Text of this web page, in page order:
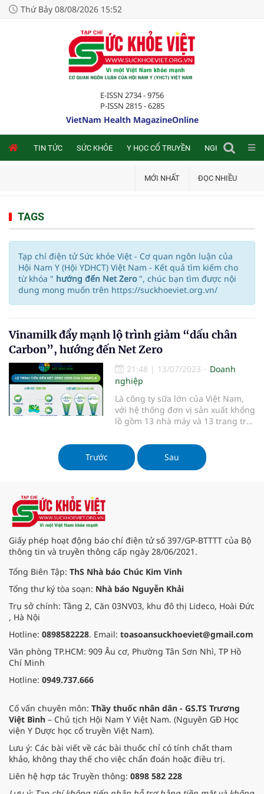
Thứ Bảy 08/08/2026 15:52
E-ISSN 2734 - 9756
P-ISSN 2815 - 6285
VietNam Health MagazineOnline
TIN TỨC SỨC KHỎE Y HỌC CỔ TRUYỀN NGHIÊN CỨU
MỚI NHẤT ĐỌC NHIỀU
TAGS
Tạp chí điện tử Sức khỏe Việt - Cơ quan ngôn luận của
Hội Nam Y (Hội YDHCT) Việt Nam - Kết quả tìm kiếm cho
từ khóa " hướng đến Net Zero ", chúc bạn tìm được nội
dung mong muốn trên https://suckhoeviet.org.vn/
Vinamilk đẩy mạnh lộ trình giảm “dấu chân
Carbon”, hướng đến Net Zero
21:48 | 13/07/2023
Doanh
nghiệp
Là công ty sữa lớn của Việt Nam,
với hệ thống đơn vị sản xuất khổng
lồ gồm 13 nhà máy và 13 trang trại
tiên phong trong các hoạt động
giảm thiểu dấu chân carbon, quản
lý phát thải khí nhà kính...
Trước Sau
Giấy phép hoạt động báo chí điện tử số 397/GP-BTTTT của Bộ
thông tin và truyền thông cấp ngày 28/06/2021.
Tổng Biên Tập: ThS Nhà báo Chúc Kim Vinh
Tổng thư ký tòa soạn: Nhà báo Nguyễn Khải
Trụ sở chính: Tầng 2, Căn 03NV03, khu đô thị Lideco, Hoài Đức
, Hà Nội
Hotline: 0898582228. Email: toasoansuckhoeviet@gmail.com
Văn phòng TP.HCM: 909 Âu cơ, Phường Tân Sơn Nhì, TP Hồ
Chí Minh
Hotline: 0949.737.666
Cố vấn chuyên môn: Thầy thuốc nhân dân - GS.TS Trương
Việt Bình – Chủ tịch Hội Nam Y Việt Nam. (Nguyên GĐ Học
viện Y Dược học cổ truyền Việt Nam).
Lưu ý: Các bài viết về các bài thuốc chỉ có tính chất tham
khảo, không thay thế cho việc chẩn đoán hoặc điều trị.
Liên hệ hợp tác Truyền thông: 0898 582 228